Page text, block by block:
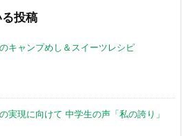
投稿
キャンプめし＆スイーツレシピ
実現に向けて 中学生の声「私の誇り」